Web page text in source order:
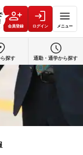
会員登録 ログイン メニュー
探す 通勤・通学から探す